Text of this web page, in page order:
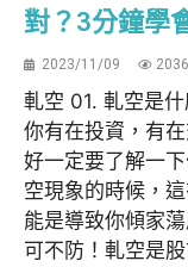
對？3分鐘學
2023/11/09
軋空 01. 軋空是
你有在投資，有
好一定要了解一
空現象的時候，
能是導致你傾家
可不防！軋空是